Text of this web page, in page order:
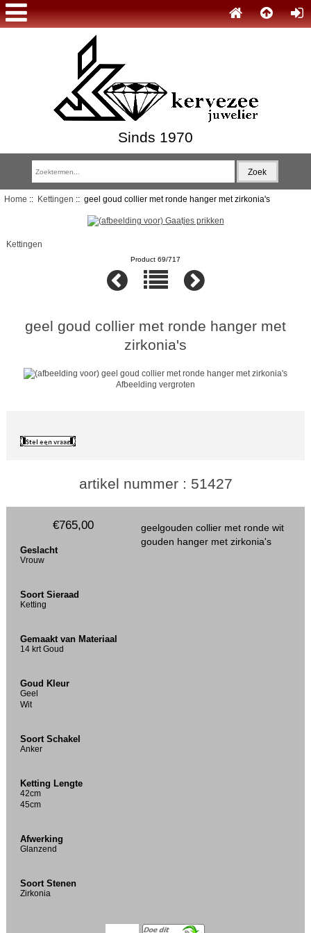
Sinds 1970
Home :: Kettingen :: geel goud collier met ronde hanger met zirkonia's
Kettingen
Product 69/717
geel goud collier met ronde hanger met
zirkonia's
Afbeelding vergroten
artikel nummer : 51427
geelgouden collier met ronde wit
gouden hanger met zirkonia's
€765,00
Geslacht
Vrouw
Soort Sieraad
Ketting
Gemaakt van Materiaal
14 krt Goud
Goud Kleur
Geel
Wit
Soort Schakel
Anker
Ketting Lengte
42cm
45cm
Afwerking
Glanzend
Soort Stenen
Zirkonia